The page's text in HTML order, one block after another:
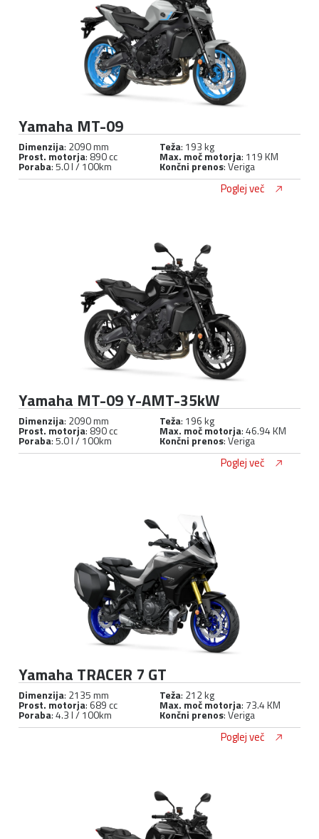
Yamaha MT-09
Dimenzija: 2090 mm Teža: 193 kg
Prost. motorja: 890 cc Max. moč motorja: 119 KM
Poraba: 5.0 l / 100km Končni prenos: Veriga
Poglej več
Yamaha MT-09 Y-AMT-35kW
Dimenzija: 2090 mm Teža: 196 kg
Prost. motorja: 890 cc Max. moč motorja: 46.94 KM
Poraba: 5.0 l / 100km Končni prenos: Veriga
Poglej več
Yamaha TRACER 7 GT
Dimenzija: 2135 mm Teža: 212 kg
Prost. motorja: 689 cc Max. moč motorja: 73.4 KM
Poraba: 4.3 l / 100km Končni prenos: Veriga
Poglej več